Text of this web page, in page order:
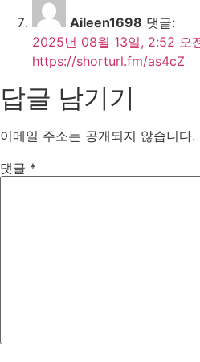
Aileen1698 댓글:
2025년 08월 13일, 2:52 오
https://shorturl.fm/as4cZ
답글 남기기
이메일 주소는 공개되지 않습니다.
댓글 *